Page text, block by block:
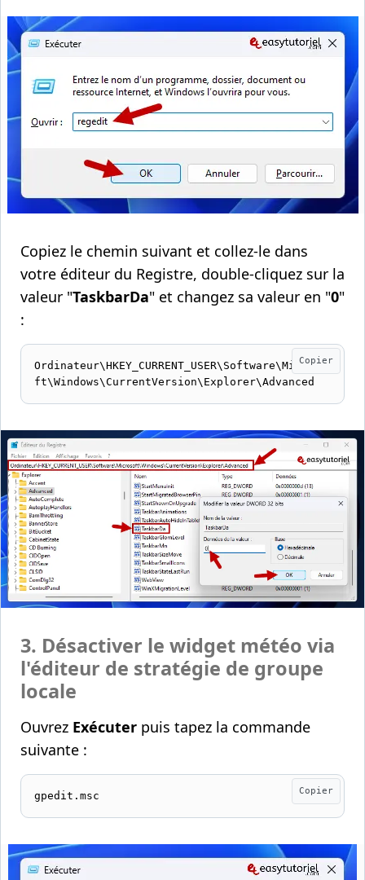
Copiez le chemin suivant et collez-le dans
votre éditeur du Registre, double-cliquez sur la
valeur "TaskbarDa" et changez sa valeur en "0"
:
Copier
Ordinateur\HKEY_CURRENT_USER\Software\Microso
ft\Windows\CurrentVersion\Explorer\Advanced
3. Désactiver le widget météo via
l'éditeur de stratégie de groupe
locale
Ouvrez Exécuter puis tapez la commande
suivante :
Copier
gpedit.msc